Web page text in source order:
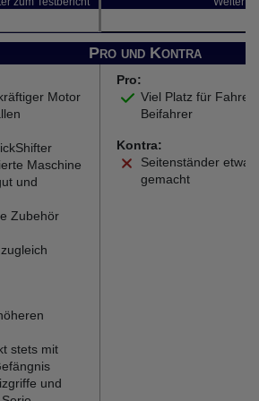
Pro und Kontra
Motor
Maschine
und
Zubehör
stets mit
und
Pro:
Viel Platz für Fahrer
Beifahrer
Kontra:
Seitenständer
gemacht